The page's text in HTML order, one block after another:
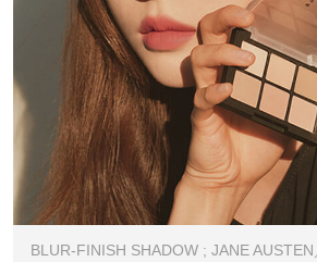
BLUR-FINISH SHADOW ; JANE